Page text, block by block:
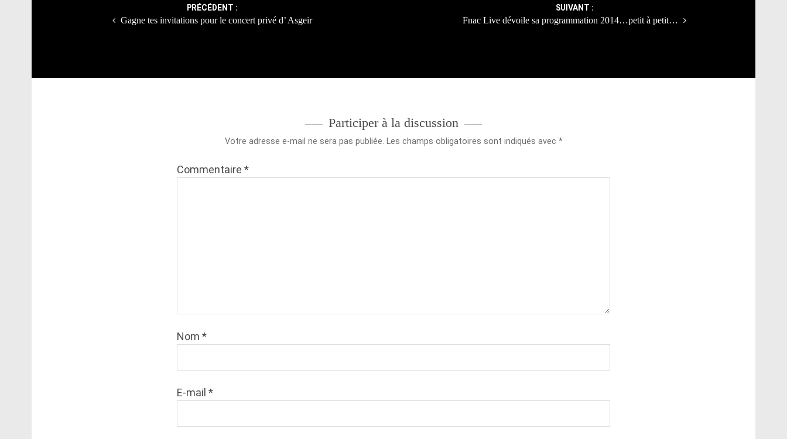
PRÉCÉDENT :
Gagne tes invitations pour le concert privé d’ Asgeir
SUIVANT :
Fnac Live dévoile sa programmation 2014…petit à petit…
Participer à la discussion
Votre adresse e-mail ne sera pas publiée. Les champs obligatoires sont indiqués avec *
Commentaire *
Nom *
E-mail *